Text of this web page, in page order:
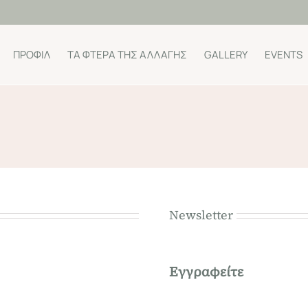
ΠΡΟΦΊΛ ΤΑ ΦΤΕΡΆ ΤΗΣ ΑΛΛΑΓΉΣ GALLERY EVENTS
Newsletter
Εγγραφείτε